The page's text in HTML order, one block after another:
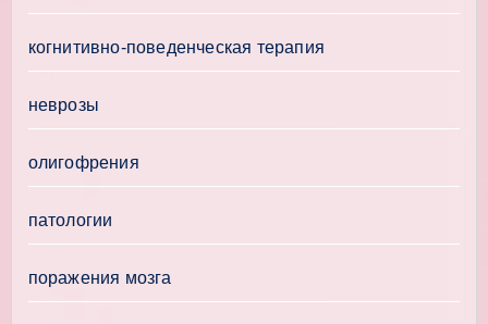
когнитивно-поведенческая терапия
неврозы
олигофрения
патологии
поражения мозга